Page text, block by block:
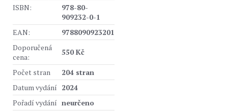
ISBN:
978-80-
909232-0-1
EAN:
9788090923201
Doporučená
cena:
550 Kč
Počet stran
204 stran
Datum vydání 2024
Pořadí vydání neurčeno